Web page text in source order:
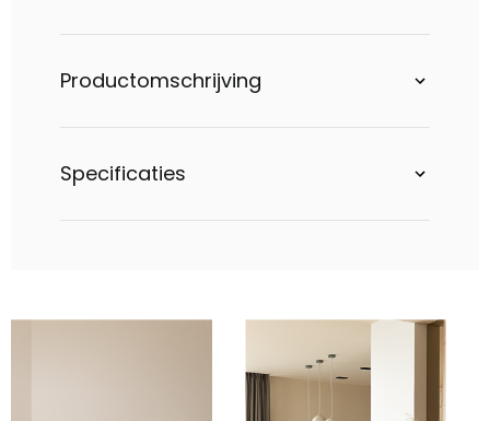
Productomschrijving
Specificaties